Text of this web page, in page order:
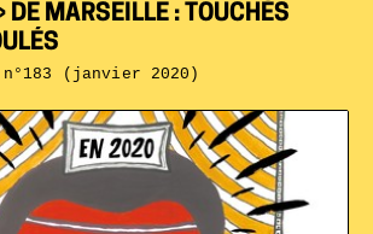
DE MARSEILLE : TOUCHÉS
(janvier 2020)